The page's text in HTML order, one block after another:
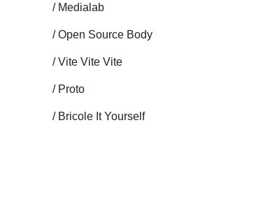
Me­dia­lab
Open Source Body
Vite Vite Vite
Proto
Bricole It Yourself